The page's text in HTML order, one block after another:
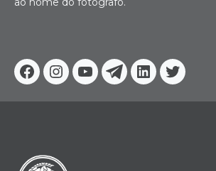
Facebook
Instagram
YoutubeTelegram
Linkedin
Twitter